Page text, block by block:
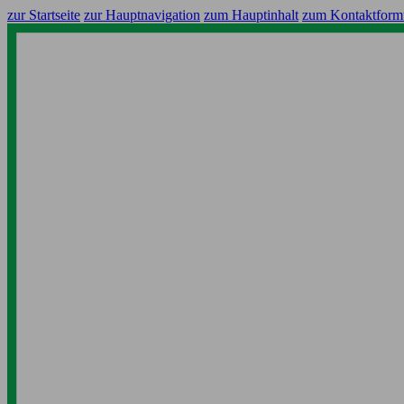
zur Startseite zur Hauptnavigation zum Hauptinhalt zum